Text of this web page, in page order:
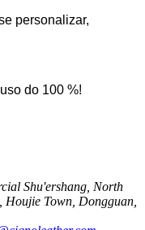
personalizar,
do 100 %!
Shu'ershang, North
Town, Dongguan,